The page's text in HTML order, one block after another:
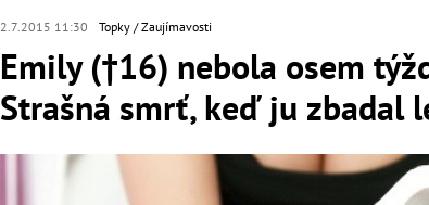
2.7.2015 11:30 Topky Zaujímavosti
Emily (†16) nebola osem
Strašná smrť, keď ju zbadal